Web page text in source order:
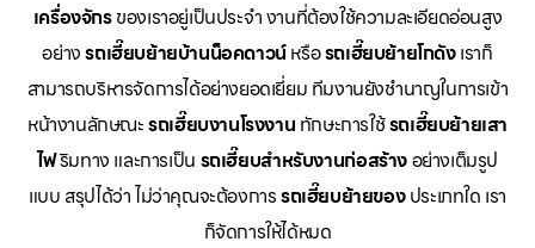
เครื่องจักรของเราอยู่เป็นประจำ งานที่ต้องใช้ความละเอียดอ่อนสูง
อย่างรถเฮี๊ยบย้ายบ้านน็อคดาวน์หรือรถเฮี๊ยบย้ายโกดังเราก็
สามารถบริหารจัดการได้อย่างยอดเยี่ยม ทีมงานยังชำนาญในการเข้า
หน้างานลักษณะรถเฮี๊ยบงานโรงงาน ทักษะการใช้รถเฮี๊ยบย้ายเสา
ไฟริมทาง และการเป็น รถเฮี๊ยบสำหรับงานก่อสร้างอย่างเต็มรูป
แบบ สรุปได้ว่า ไม่ว่าคุณจะต้องการรถเฮี๊ยบย้ายของประเภทใด เรา
ก็จัดการให้ได้หมด